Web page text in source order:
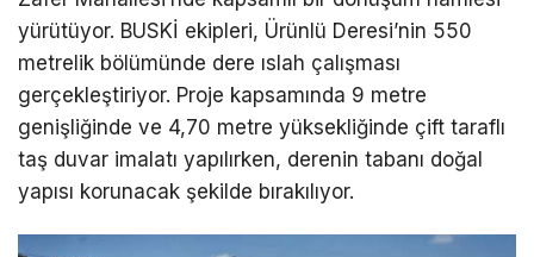
yürütüyor. BUSKİ ekipleri, Ürünlü Deresi’nin 550
metrelik bölümünde dere ıslah çalışması
gerçekleştiriyor. Proje kapsamında 9 metre
genişliğinde ve 4,70 metre yüksekliğinde çift taraflı
taş duvar imalatı yapılırken, derenin tabanı doğal
yapısı korunacak şekilde bırakılıyor.